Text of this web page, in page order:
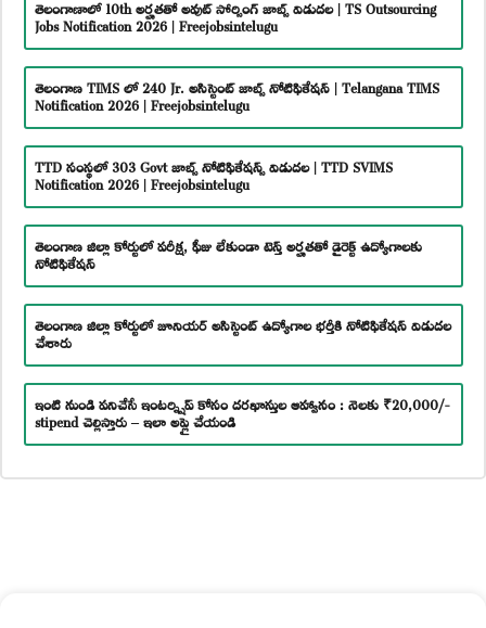
Jobs Notification 2026 | Freejobsintelugu
తెలంగాణ TIMS లో 240 Jr. అసిస్టెంట్ జాబ్స్ నోటిఫికేషన్ | Telangana TIMS
Notification 2026 | Freejobsintelugu
TTD సంస్థలో 303 Govt జాబ్స్ నోటిఫికేషన్స్ విడుదల | TTD SVIMS
Notification 2026 | Freejobsintelugu
తెలంగాణ జిల్లా కోర్టులో పరీక్ష, ఫీజు లేకుండా టెన్త్ అర్హతతో డైరెక్ట్ ఉద్యోగాలకు
నోటిఫికేషన్
తెలంగాణ జిల్లా కోర్టులో జూనియర్ అసిస్టెంట్ ఉద్యోగాల భర్తీకి నోటిఫికేషన్ విడుదల
చేశారు
ఇంటి నుండి పనిచేసే ఇంటర్న్షిప్ కోసం దరఖాస్తుల ఆహ్వానం : నెలకు ₹20,000/-
stipend చెల్లిస్తారు – ఇలా అప్లై చేయండి